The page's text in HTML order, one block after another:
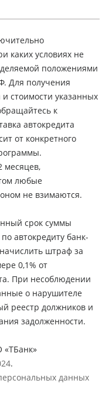
каких условиях не
положениями
Для получения
стоимости указанных
к
автокредита
от конкретного
месяцев,
любые
не взимаются.
срок суммы
автокредиту банк-
штраф за
0,1% от
При несоблюдении
о нарушителе
реестр должников и
задолженности.
«ТБанк»
.
данных